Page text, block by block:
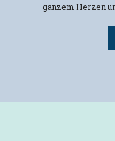
ganzem Herzen